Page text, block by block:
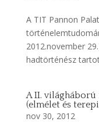
A TIT Pannon
2012.november
hadtörténész
A II.
(elmélet és
nov 30, 2012